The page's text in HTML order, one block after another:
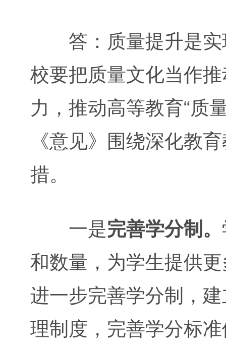
答：质量提升是实
校要把质量文化当作
力，推动高等教育“质
《意见》围绕深化教
措。
一是完善学分制。
和数量，为学生提供
进一步完善学分制，
理制度，完善学分标